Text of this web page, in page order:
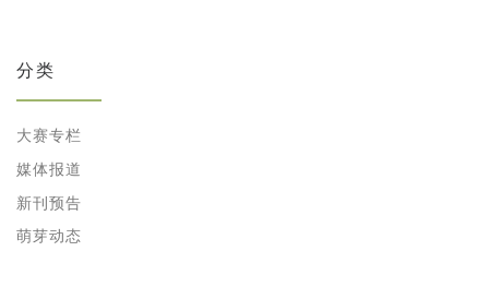
分类
大赛专栏
媒体报道
新刊预告
萌芽动态